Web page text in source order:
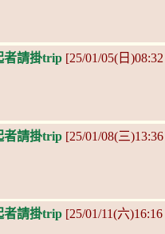
者請掛trip [25/01/05(日
者請掛trip [25/01/08(三
者請掛trip [25/01/11(六